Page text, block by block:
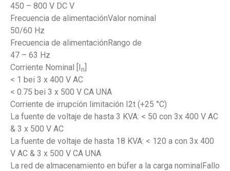
450 – 800 V DC V
Frecuencia de alimentaciónValor nominal
50/60 Hz
Frecuencia de alimentaciónRango de
47 – 63 Hz
Corriente Nominal [I n
< 1 bei 3 x 400 V AC
< 0.75 bei 3 x 500 V CA UNA
Corriente de irrupción limitación I2t (+25 °C)
La fuente de voltaje de hasta 3 KVA: < 50 con 3x 400 V AC
& 3 x 500 V AC
La fuente de voltaje de hasta 18 KVA: < 120 a con 3x 400
V AC & 3 x 500 V CA UNA
La red de almacenamiento en búfer a la carga nominalFallo